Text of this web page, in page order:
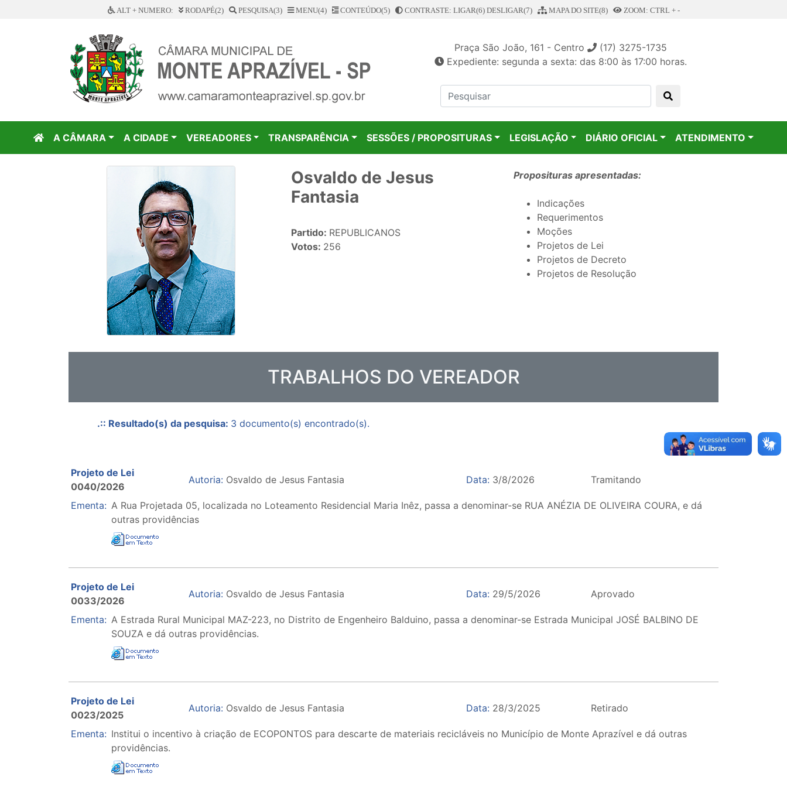
ALT + NUMERO: RODAPÉ(2) PESQUISA(3) MENU(4) CONTEÚDO(5) CONTRASTE: LIGAR(6) DESLIGAR(7) MAPA DO SITE(8) ZOOM: CTRL + -
Praça São João, 161 - Centro
(17) 3275-1735
Expediente: segunda a sexta: das 8:00 às 17:00 horas.
A CÂMARA A CIDADE VEREADORES TRANSPARÊNCIA SESSÕES / PROPOSITURAS LEGISLAÇÃO DIÁRIO OFICIAL ATENDIMENTO
Osvaldo de Jesus
Fantasia
Partido: REPUBLICANOS
Votos: 256
Proposituras apresentadas:
Indicações
Requerimentos
Moções
Projetos de Lei
Projetos de Decreto
Projetos de Resolução
TRABALHOS DO VEREADOR
.:: Resultado(s) da pesquisa: 3 documento(s) encontrado(s).
Projeto de Lei
0040/2026
Autoria: Osvaldo de Jesus Fantasia Data: 3/8/2026 Tramitando
Ementa: A Rua Projetada 05, localizada no Loteamento Residencial Maria Inêz, passa a denominar-se RUA ANÉZIA DE OLIVEIRA COURA, e dá
outras providências
Projeto de Lei
0033/2026
Autoria: Osvaldo de Jesus Fantasia Data: 29/5/2026 Aprovado
Ementa: A Estrada Rural Municipal MAZ-223, no Distrito de Engenheiro Balduino, passa a denominar-se Estrada Municipal JOSÉ BALBINO DE
SOUZA e dá outras providências.
Projeto de Lei
0023/2025
Autoria: Osvaldo de Jesus Fantasia Data: 28/3/2025 Retirado
Ementa: Institui o incentivo à criação de ECOPONTOS para descarte de materiais recicláveis no Município de Monte Aprazível e dá outras
providências.